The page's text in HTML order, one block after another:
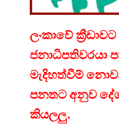
ලංකාවේ
ජනාධිපතිවරයා
මැදිහත්වීම්
පනතට අනුව
කියලලු.